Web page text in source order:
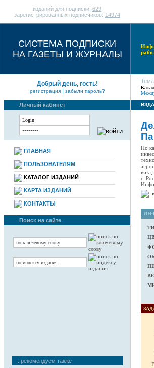
изданий для подписки: 629
зарегистрированных подписчиков: 14974
СИСТЕМА ПОДПИСКИ
НА ГАЗЕТЫ И ЖУРНАЛЫ
Добрый день, гость!
регистрация| забыли пароль?
Личный кабинет
ГЛАВНАЯ
ПОЛЬЗОВАТЕЛЯМ
КАТАЛОГ ИЗДАНИЙ
КАРТА ИЗДАНИЙ
КОНТАКТЫ
Поиск на сайте
:: рекомендуем также
По
с